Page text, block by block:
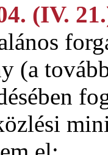
(IV.
(a